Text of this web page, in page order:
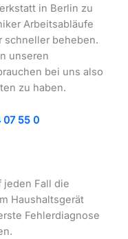
in Berlin zu
Arbeitsabläufe
schneller beheben.
unseren
bei uns also
zu haben.
07 55 0
jeden Fall die
Haushaltsgerät
Fehlerdiagnose